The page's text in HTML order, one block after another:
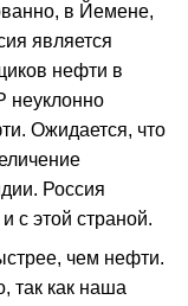
в Йемене,
является
нефти в
неуклонно
Ожидается, что
Россия
с этой страной.
чем нефти.
так как наша